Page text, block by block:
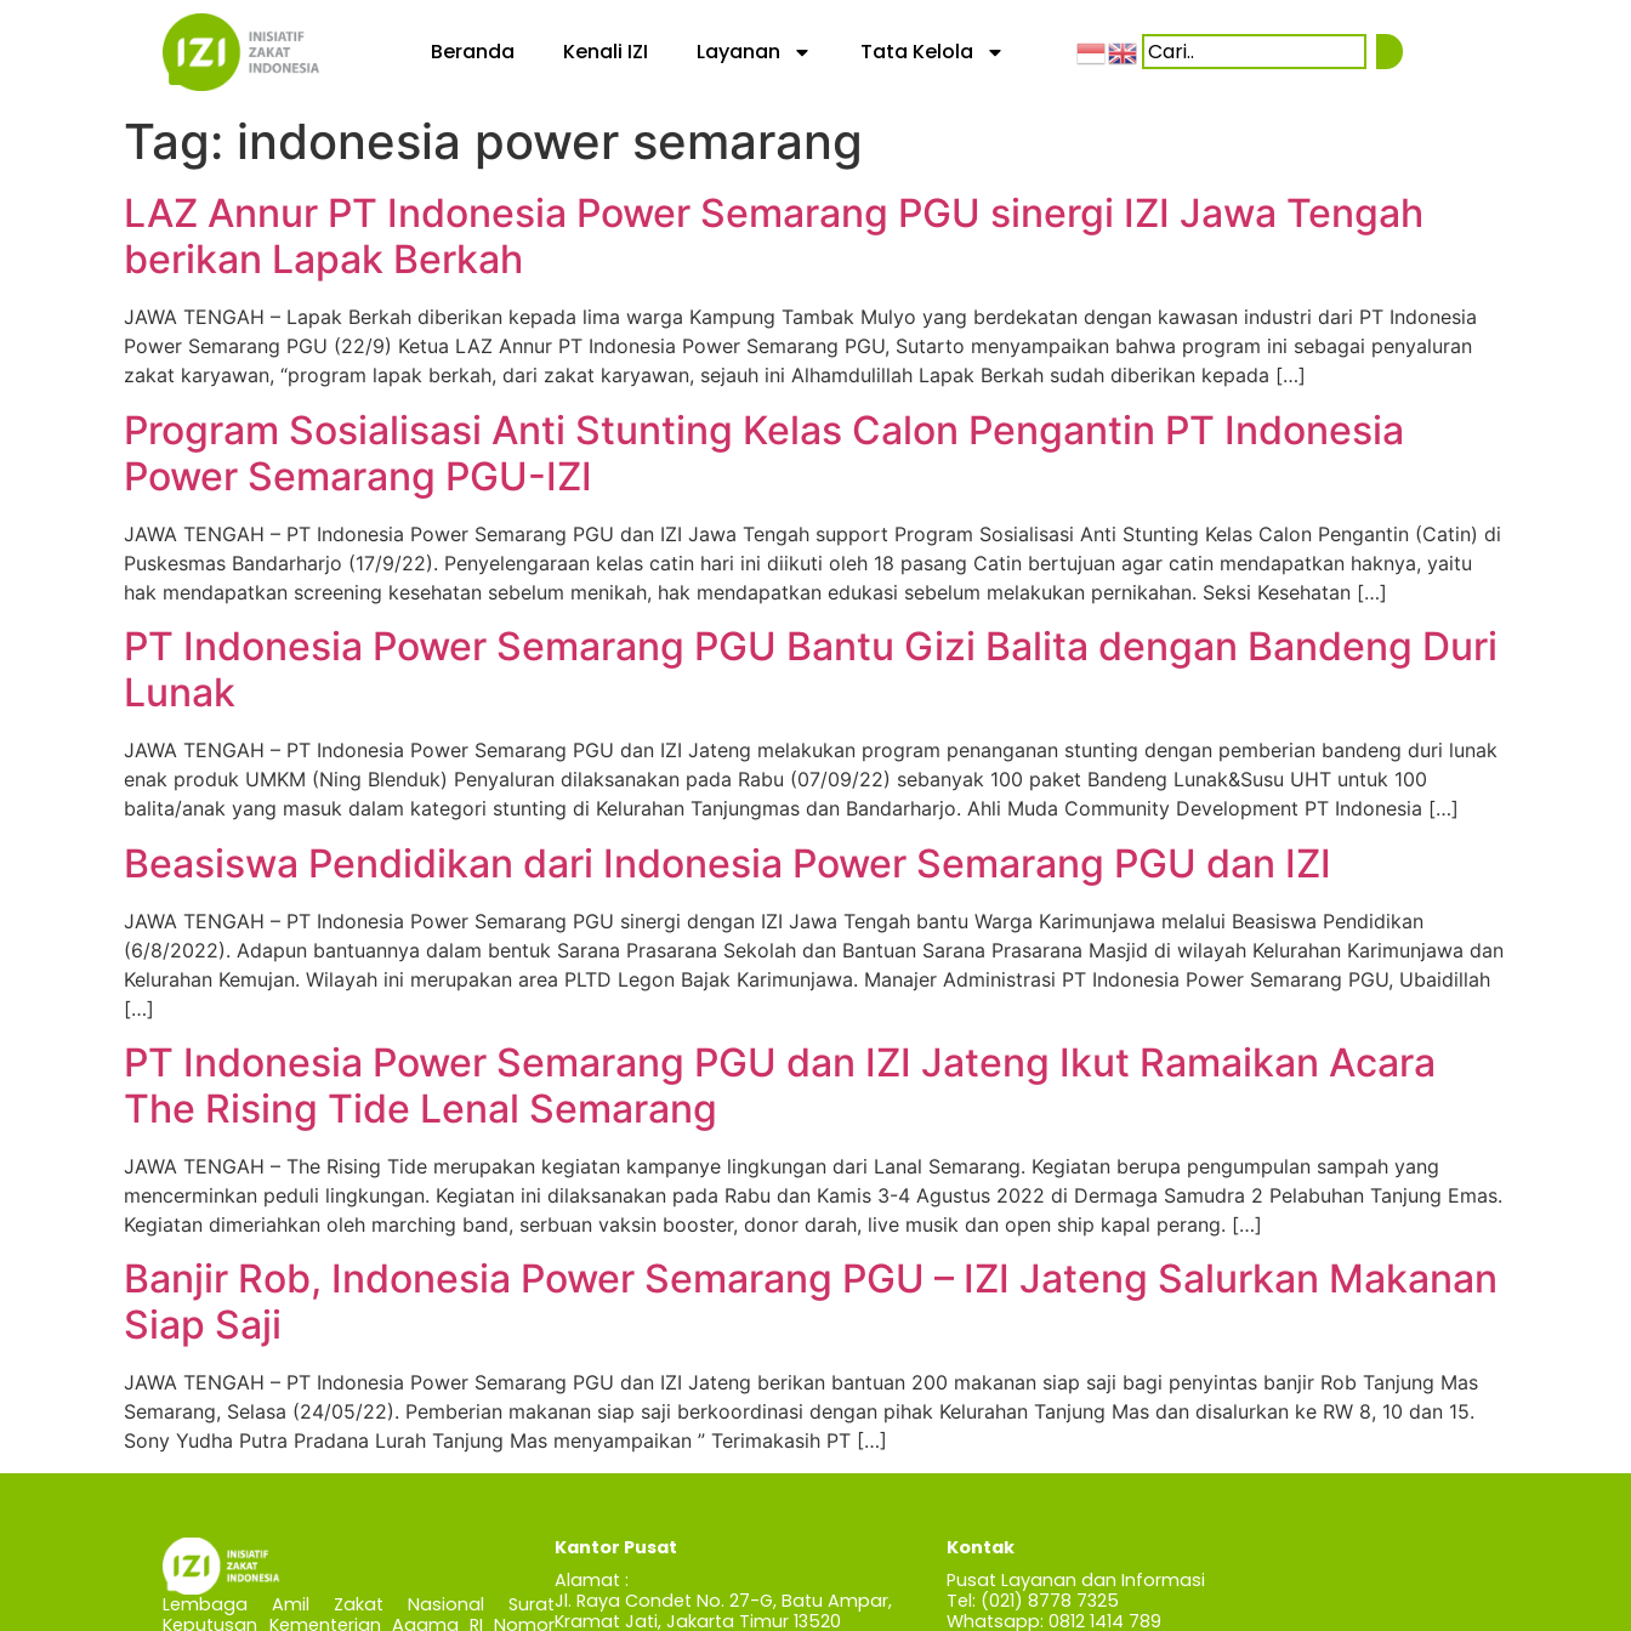
Beranda Kenali IZI Layanan Tata Kelola
Tag: indonesia power semarang
LAZ Annur PT Indonesia Power Semarang PGU sinergi IZI Jawa Tengah
berikan Lapak Berkah
JAWA TENGAH – Lapak Berkah diberikan kepada lima warga Kampung Tambak Mulyo yang berdekatan dengan kawasan industri dari PT Indonesia
Power Semarang PGU (22/9) Ketua LAZ Annur PT Indonesia Power Semarang PGU, Sutarto menyampaikan bahwa program ini sebagai penyaluran
zakat karyawan, “program lapak berkah, dari zakat karyawan, sejauh ini Alhamdulillah Lapak Berkah sudah diberikan kepada […]
Program Sosialisasi Anti Stunting Kelas Calon Pengantin PT Indonesia
Power Semarang PGU-IZI
JAWA TENGAH – PT Indonesia Power Semarang PGU dan IZI Jawa Tengah support Program Sosialisasi Anti Stunting Kelas Calon Pengantin (Catin) di
Puskesmas Bandarharjo (17/9/22). Penyelengaraan kelas catin hari ini diikuti oleh 18 pasang Catin bertujuan agar catin mendapatkan haknya, yaitu
hak mendapatkan screening kesehatan sebelum menikah, hak mendapatkan edukasi sebelum melakukan pernikahan. Seksi Kesehatan […]
PT Indonesia Power Semarang PGU Bantu Gizi Balita dengan Bandeng Duri
Lunak
JAWA TENGAH – PT Indonesia Power Semarang PGU dan IZI Jateng melakukan program penanganan stunting dengan pemberian bandeng duri lunak
enak produk UMKM (Ning Blenduk) Penyaluran dilaksanakan pada Rabu (07/09/22) sebanyak 100 paket Bandeng Lunak&Susu UHT untuk 100
balita/anak yang masuk dalam kategori stunting di Kelurahan Tanjungmas dan Bandarharjo. Ahli Muda Community Development PT Indonesia […]
Beasiswa Pendidikan dari Indonesia Power Semarang PGU dan IZI
JAWA TENGAH – PT Indonesia Power Semarang PGU sinergi dengan IZI Jawa Tengah bantu Warga Karimunjawa melalui Beasiswa Pendidikan
(6/8/2022). Adapun bantuannya dalam bentuk Sarana Prasarana Sekolah dan Bantuan Sarana Prasarana Masjid di wilayah Kelurahan Karimunjawa dan
Kelurahan Kemujan. Wilayah ini merupakan area PLTD Legon Bajak Karimunjawa. Manajer Administrasi PT Indonesia Power Semarang PGU, Ubaidillah
[…]
PT Indonesia Power Semarang PGU dan IZI Jateng Ikut Ramaikan Acara
The Rising Tide Lenal Semarang
JAWA TENGAH – The Rising Tide merupakan kegiatan kampanye lingkungan dari Lanal Semarang. Kegiatan berupa pengumpulan sampah yang
mencerminkan peduli lingkungan. Kegiatan ini dilaksanakan pada Rabu dan Kamis 3-4 Agustus 2022 di Dermaga Samudra 2 Pelabuhan Tanjung Emas.
Kegiatan dimeriahkan oleh marching band, serbuan vaksin booster, donor darah, live musik dan open ship kapal perang. […]
Banjir Rob, Indonesia Power Semarang PGU – IZI Jateng Salurkan Makanan
Siap Saji
JAWA TENGAH – PT Indonesia Power Semarang PGU dan IZI Jateng berikan bantuan 200 makanan siap saji bagi penyintas banjir Rob Tanjung Mas
Semarang, Selasa (24/05/22). Pemberian makanan siap saji berkoordinasi dengan pihak Kelurahan Tanjung Mas dan disalurkan ke RW 8, 10 dan 15.
Sony Yudha Putra Pradana Lurah Tanjung Mas menyampaikan ” Terimakasih PT […]
Lembaga Amil Zakat Nasional Surat
Keputusan Kementerian Agama RI Nomor
Kantor Pusat
Alamat :
Jl. Raya Condet No. 27-G, Batu Ampar,
Kramat Jati, Jakarta Timur 13520
Kontak
Pusat Layanan dan Informasi
Tel: (021) 8778 7325
Whatsapp: 0812 1414 789